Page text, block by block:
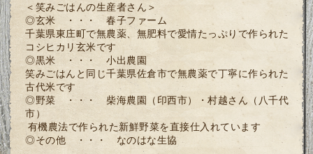
＜笑みごはんの生産者さん＞
◎玄米 ・・・ 春子ファーム
千葉県東庄町で無農薬、無肥料で愛情たっぷりで作られた
コシヒカリ玄米です
◎黒米 ・・・ 小出農園
笑みごはんと同じ千葉県佐倉市で無農薬で丁寧に作られた
古代米です
◎野菜 ・・・ 柴海農園（印西市）・村越さん（八千代
市）
有機農法で作られた新鮮野菜を直接仕入れています
◎その他 ・・・ なのはな生協